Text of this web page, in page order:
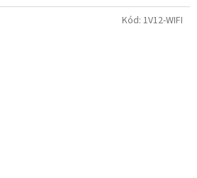
Kód: 1V12-WIFI